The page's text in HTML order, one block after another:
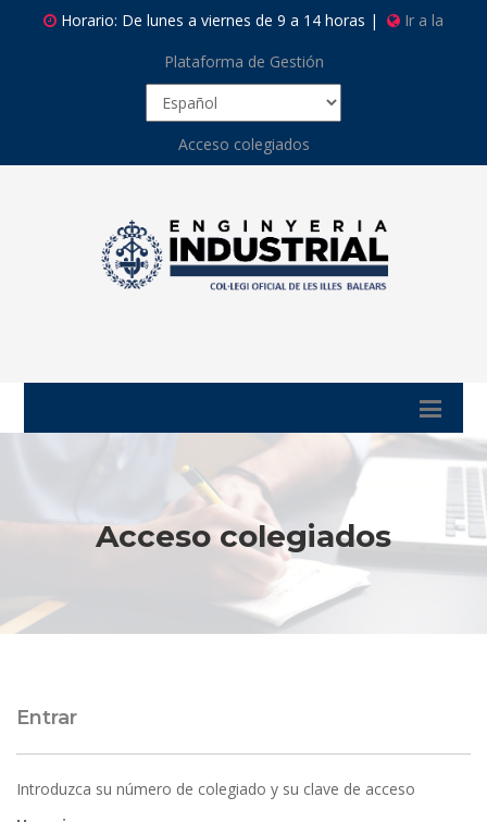
Horario: De lunes a viernes de 9 a 14 horas |
Ir a la
Plataforma de Gestión
Acceso colegiados
Acceso colegiados
Entrar
Introduzca su número de colegiado y su clave de acceso